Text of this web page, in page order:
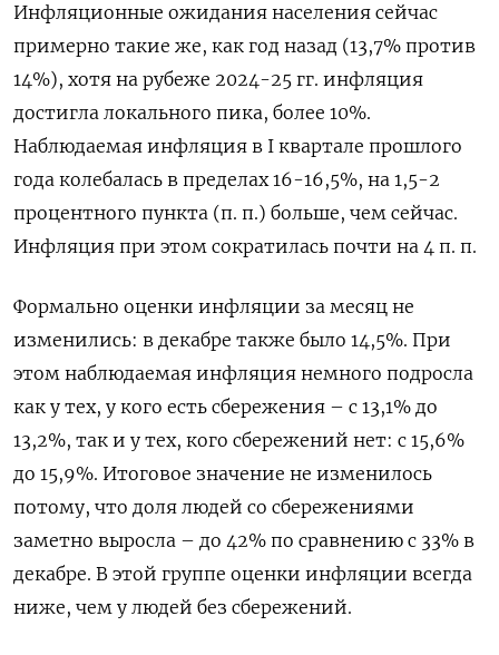
Инфляционные ожидания населения сейчас
примерно такие же, как год назад (13,7% против
14%), хотя на рубеже 2024-25 гг. инфляция
достигла локального пика, более 10%.
Наблюдаемая инфляция в I квартале прошлого
года колебалась в пределах 16-16,5%, на 1,5-2
процентного пункта (п. п.) больше, чем сейчас.
Инфляция при этом сократилась почти на 4 п. п.
Формально оценки инфляции за месяц не
изменились: в декабре также было 14,5%. При
этом наблюдаемая инфляция немного подросла
как у тех, у кого есть сбережения – с 13,1% до
13,2%, так и у тех, кого сбережений нет: с 15,6%
до 15,9%. Итоговое значение не изменилось
потому, что доля людей со сбережениями
заметно выросла – до 42% по сравнению с 33% в
декабре. В этой группе оценки инфляции всегда
ниже, чем у людей без сбережений.